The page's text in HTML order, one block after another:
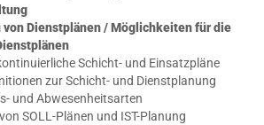
von Dienstplänen / Möglichkeiten für die
Schicht- und Einsatzpläne
zur Schicht- und Dienstplanung
und Abwesenheitsarten
SOLL-Plänen und IST-Planung